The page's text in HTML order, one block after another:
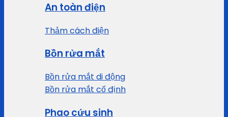
An toàn điện
Thảm cách điện
Bồn rửa mắt
Bồn rửa mắt di động
Bồn rửa mắt cố định
Phao cứu sinh